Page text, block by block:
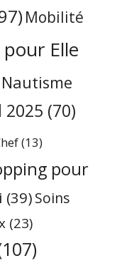
Mobilité
Elle
Nautisme
2025 (70)
(13)
pour
(39)Soins
(23)